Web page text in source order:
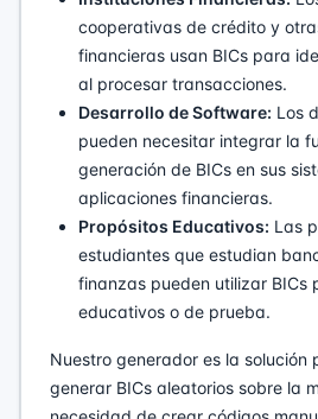
cooperativas de crédito y
financieras usan BICs para
al procesar transacciones.
Desarrollo de Software: Los
pueden necesitar integrar la
generación de BICs en sus
aplicaciones financieras.
Propósitos Educativos: Las
estudiantes que estudian
finanzas pueden utilizar BICs
educativos o de prueba.
Nuestro generador es la solución
generar BICs aleatorios sobre la